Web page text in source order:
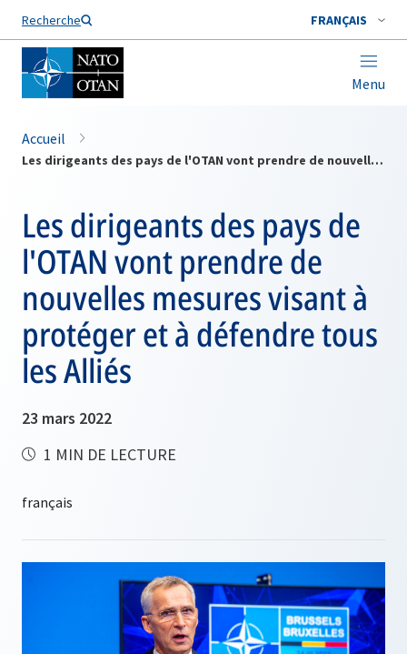
Recherche FRANÇAIS
Menu
Nom de famille*
Accueil
Les dirigeants des pays de l'OTAN vont prendre de nouvelles mesures visant à protéger et à défendre tous les Alliés
Les dirigeants des pays de
l'OTAN vont prendre de
nouvelles mesures visant à
protéger et à défendre tous
les Alliés
23 mars 2022
1 MIN DE LECTURE